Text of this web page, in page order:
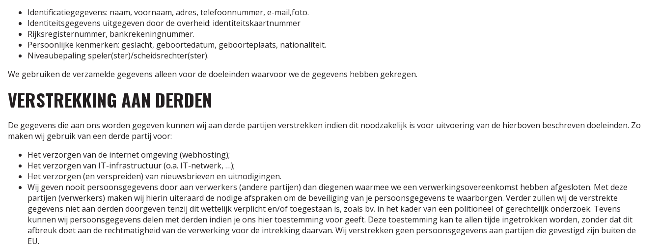
Identificatiegegevens: naam, voornaam, adres, telefoonnummer, e-mail,foto.
Identiteitsgegevens uitgegeven door de overheid: identiteitskaartnummer
Rijksregisternummer, bankrekeningnummer.
Persoonlijke kenmerken: geslacht, geboortedatum, geboorteplaats, nationaliteit.
Niveaubepaling speler(ster)/scheidsrechter(ster).
We gebruiken de verzamelde gegevens alleen voor de doeleinden waarvoor we de gegevens hebben gekregen.
VERSTREKKING AAN DERDEN
De gegevens die aan ons worden gegeven kunnen wij aan derde partijen verstrekken indien dit noodzakelijk is voor uitvoering van de hierboven beschreven doeleinden. Zo
maken wij gebruik van een derde partij voor:
Het verzorgen van de internet omgeving (webhosting);
Het verzorgen van IT-infrastructuur (o.a. IT-netwerk, …);
Het verzorgen (en verspreiden) van nieuwsbrieven en uitnodigingen.
Wij geven nooit persoonsgegevens door aan verwerkers (andere partijen) dan diegenen waarmee we een verwerkingsovereenkomst hebben afgesloten. Met deze
partijen (verwerkers) maken wij hierin uiteraard de nodige afspraken om de beveiliging van je persoonsgegevens te waarborgen. Verder zullen wij de verstrekte
gegevens niet aan derden doorgeven tenzij dit wettelijk verplicht en/of toegestaan is, zoals bv. in het kader van een politioneel of gerechtelijk onderzoek. Tevens
kunnen wij persoonsgegevens delen met derden indien je ons hier toestemming voor geeft. Deze toestemming kan te allen tijde ingetrokken worden, zonder dat dit
afbreuk doet aan de rechtmatigheid van de verwerking voor de intrekking daarvan. Wij verstrekken geen persoonsgegevens aan partijen die gevestigd zijn buiten de
EU.